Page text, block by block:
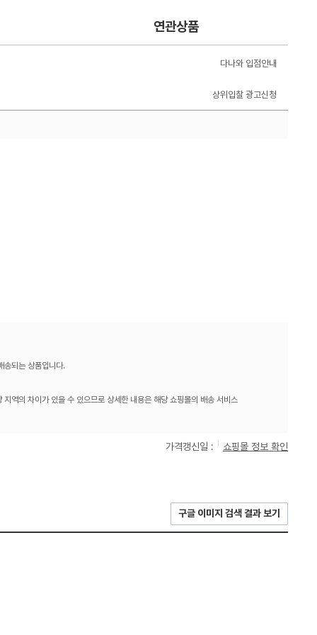
연관상품
다나와 입점안내
상위입찰 광고신청
송되는 상품입니다.
역의 차이가 있을 수 있으므로 상세한 내용은 해당 쇼핑몰의 배송 서비스
가격갱신일 : 쇼핑몰 정보 확인
구글 이미지 검색 결과 보기